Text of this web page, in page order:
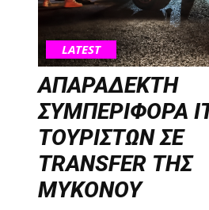
LATEST
ΑΠΑΡΑΔΕΚΤΗ
ΣΥΜΠΕΡΙΦΟΡΑ
ΤΟΥΡΙΣΤΩΝ ΣΕ
TRANSFER ΤΗΣ
ΜΥΚΟΝΟΥ